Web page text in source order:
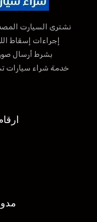
نشترى السيارت
إجراءات إسقاط
بشرط أرسال صور
خدمة شراء سيارات